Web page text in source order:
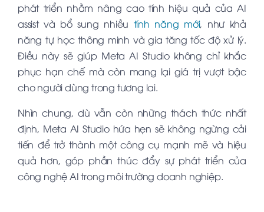
phát triển nhằm nâng cao tính hiệu quả của AI
assist và bổ sung nhiều tính năng mới, như khả
năng tự học thông minh và gia tăng tốc độ xử lý.
Điều này sẽ giúp Meta AI Studio không chỉ khắc
phục hạn chế mà còn mang lại giá trị vượt bậc
cho người dùng trong tương lai.
Nhìn chung, dù vẫn còn những thách thức nhất
định, Meta AI Studio hứa hẹn sẽ không ngừng cải
tiến để trở thành một công cụ mạnh mẽ và hiệu
quả hơn, góp phần thúc đẩy sự phát triển của
công nghệ AI trong môi trường doanh nghiệp.